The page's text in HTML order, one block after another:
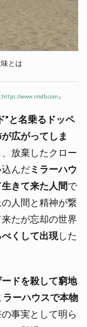
とは
https://www.imdb.com』
”と名乗るドッペ
広がってしま
放棄したクロー
んだミラーハウ
きて来た人間で
人間と精神が繋
たが忘却の世界
くして出現した
ードを殺して窮地
ラーハウスで本物
事実として明ら